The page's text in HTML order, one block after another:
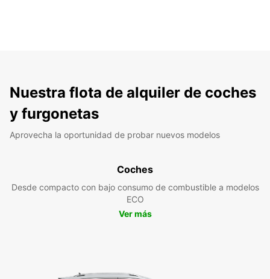
Nuestra flota de alquiler de coches
y furgonetas
Aprovecha la oportunidad de probar nuevos modelos
Coches
Desde compacto con bajo consumo de combustible a modelos
ECO
Ver más